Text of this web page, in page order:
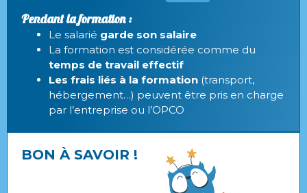
Pendant la formation :
Le salarié garde son salaire
La formation est considérée comme du
temps de travail effectif
Les frais liés à la formation (transport,
hébergement…) peuvent être pris en charge
par l’entreprise ou l’OPCO
BON À SAVOIR !